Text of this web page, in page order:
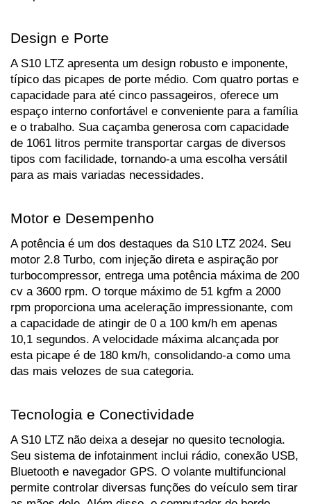
Design e Porte
A S10 LTZ apresenta um design robusto e imponente,
típico das picapes de porte médio. Com quatro portas e
capacidade para até cinco passageiros, oferece um
espaço interno confortável e conveniente para a família
e o trabalho. Sua caçamba generosa com capacidade
de 1061 litros permite transportar cargas de diversos
tipos com facilidade, tornando-a uma escolha versátil
para as mais variadas necessidades.
Motor e Desempenho
A potência é um dos destaques da S10 LTZ 2024. Seu
motor 2.8 Turbo, com injeção direta e aspiração por
turbocompressor, entrega uma potência máxima de 200
cv a 3600 rpm. O torque máximo de 51 kgfm a 2000
rpm proporciona uma aceleração impressionante, com
a capacidade de atingir de 0 a 100 km/h em apenas
10,1 segundos. A velocidade máxima alcançada por
esta picape é de 180 km/h, consolidando-a como uma
das mais velozes de sua categoria.
Tecnologia e Conectividade
A S10 LTZ não deixa a desejar no quesito tecnologia.
Seu sistema de infotainment inclui rádio, conexão USB,
Bluetooth e navegador GPS. O volante multifuncional
permite controlar diversas funções do veículo sem tirar